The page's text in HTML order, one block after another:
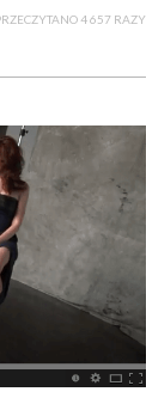
4 657 RAZY